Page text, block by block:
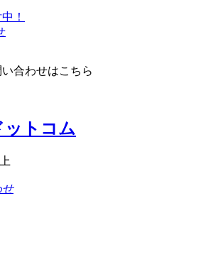
合わせはこちら
せ